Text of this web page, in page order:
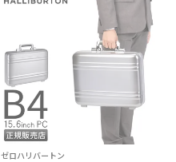
ゼロハリバートン